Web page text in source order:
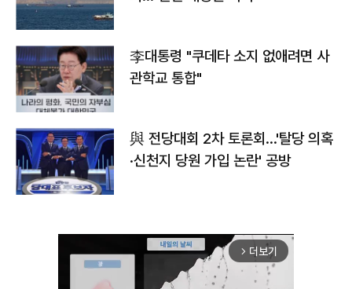
李대통령 "쿠데타 소지 없애려면 사
관학교 통합"
與 전당대회 2차 토론회…'탈당 의혹
·신천지 당원 가입 논란' 공방
arrow_forward_ios 더보기